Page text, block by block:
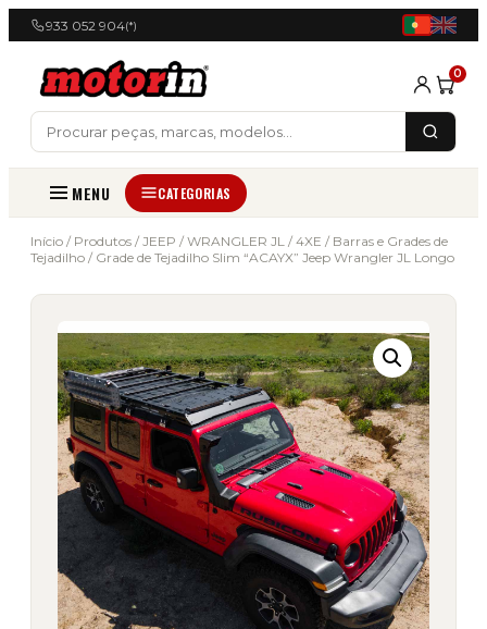
933 052 904(*)
0
MENU CATEGORIAS
Início / Produtos / JEEP / WRANGLER JL / 4XE / Barras e Grades de
Tejadilho / Grade de Tejadilho Slim “ACAYX” Jeep Wrangler JL Longo